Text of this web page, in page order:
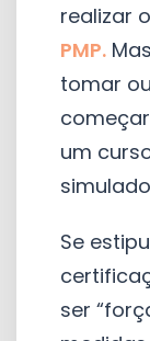
realizar
PMP.
tomar
um
Se
ser